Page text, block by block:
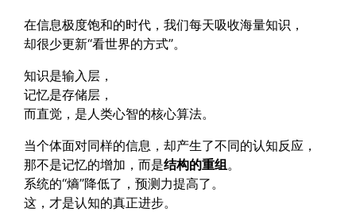
在信息极度饱和的时代，我们每天吸收海量知识，
却很少更新“看世界的方式”。
知识是输入层，
记忆是存储层，
而直觉，是人类心智的核心算法。
当个体面对同样的信息，却产生了不同的认知反应，
那不是记忆的增加，而是结构的重组。
系统的“熵”降低了，预测力提高了。
这，才是认知的真正进步。